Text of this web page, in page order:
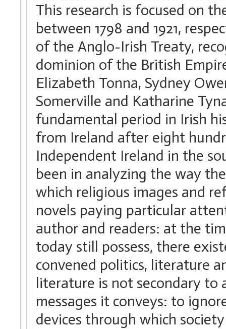
This research is focused on
between 1798 and 1921,
of the Anglo-Irish Treaty,
dominion of the British
Elizabeth Tonna, Sydney
Somerville and Katharine
fundamental period in Irish
from Ireland after eight
Independent Ireland in the
been in analyzing the way
which religious images and
novels paying particular
author and readers: at the
today still possess, there
convened politics, literature
literature is not secondary to
messages it conveys: to
devices through which